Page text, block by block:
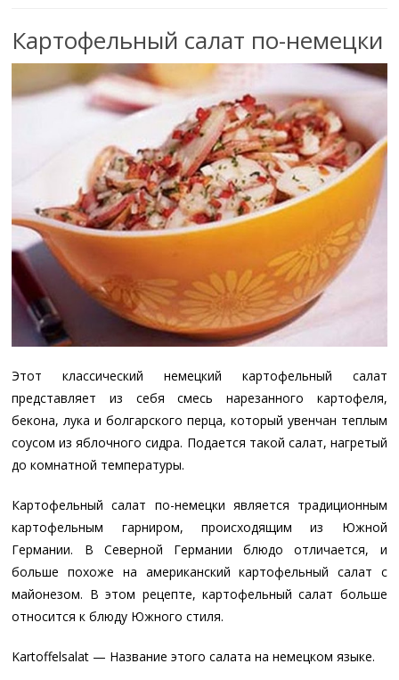
Картофельный салат по-немецки
Этот классический немецкий картофельный салат
представляет из себя смесь нарезанного картофеля,
бекона, лука и болгарского перца, который увенчан теплым
соусом из яблочного сидра. Подается такой салат, нагретый
до комнатной температуры.
Картофельный салат по-немецки является традиционным
картофельным гарниром, происходящим из Южной
Германии. В Северной Германии блюдо отличается, и
больше похоже на американский картофельный салат с
майонезом. В этом рецепте, картофельный салат больше
относится к блюду Южного стиля.
Kartoffelsalat — Название этого салата на немецком языке.